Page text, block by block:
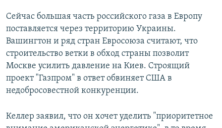
Сейчас большая часть российского газа в Европу
поставляется через территорию Украины.
Вашингтон и ряд стран Евросоюза считают, что
строительство ветки в обход страны позволит
Москве усилить давление на Киев. Строящий
проект "Газпром" в ответ обвиняет США в
недобросовестной конкуренции.
Келлер заявил, что он хочет уделить "приоритетное